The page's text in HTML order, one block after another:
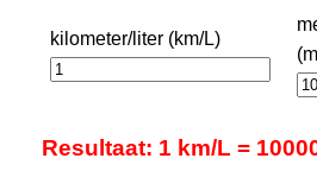
kilometer/liter (km/L)
Resultaat: 1 km/L =